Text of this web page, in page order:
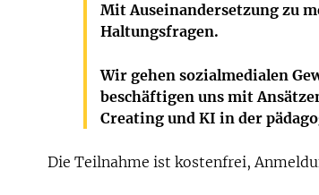
Mit Auseinandersetzung zu
Haltungsfragen.
Wir gehen sozialmedialen
beschäftigen uns mit
Creating und KI in der
Die Teilnahme ist kostenfrei,